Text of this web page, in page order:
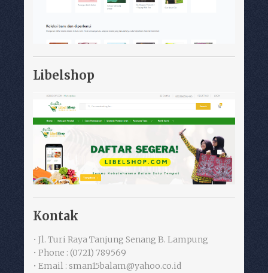
Libelshop
Kontak
• Jl. Turi Raya Tanjung Senang B. Lampung
• Phone : (0721) 789569
• Email : sman15balam@yahoo.co.id